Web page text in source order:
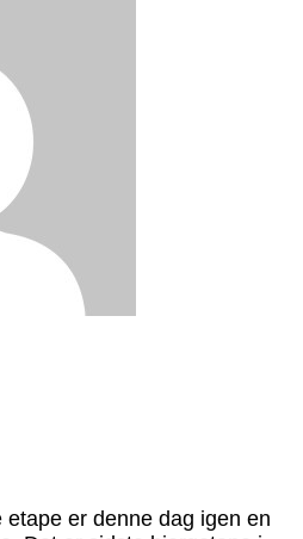
er denne dag igen en